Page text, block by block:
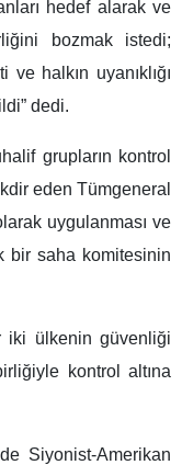
hedef alarak ve
bozmak istedi;
halkın uyanıklığı
dedi.
grupların kontrol
eden Tümgeneral
uygulanması ve
bir saha komitesinin
iki ülkenin güvenliği
kontrol altına
Siyonist-Amerikan